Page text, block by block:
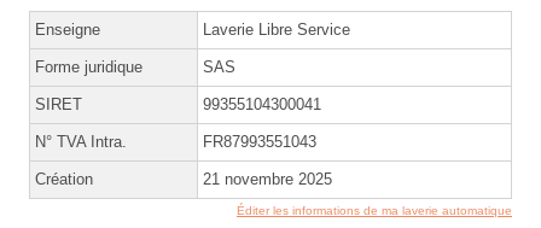
Enseigne Laverie Libre Service
Forme juridique SAS
SIRET 99355104300041
N° TVA Intra. FR87993551043
Création 21 novembre 2025
Éditer les informations de ma laverie automatique